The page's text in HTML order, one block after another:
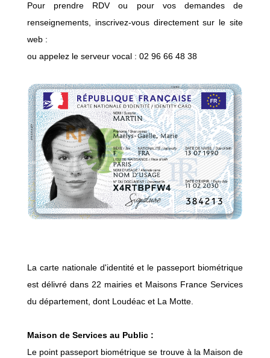
Pour prendre RDV ou pour vos demandes de
renseignements, inscrivez-vous directement sur le site
web :
ou appelez le serveur vocal : 02 96 66 48 38
La carte nationale d'identité et le passeport biométrique
est délivré dans 22 mairies et Maisons France Services
du département, dont Loudéac et La Motte.
Maison de Services au Public :
Le point passeport biométrique se trouve à la Maison de